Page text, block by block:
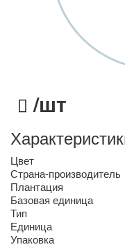
/шт
Цвет
Страна-производитель
Плантация
Базовая единица
Тип
Единица
Упаковка